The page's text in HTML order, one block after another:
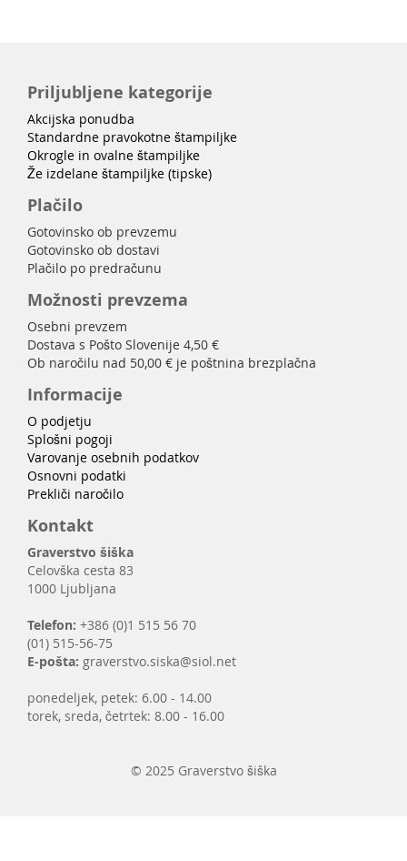
Priljubljene kategorije
Akcijska ponudba
Standardne pravokotne štampiljke
Okrogle in ovalne štampiljke
Že izdelane štampiljke (tipske)
Plačilo
Gotovinsko ob prevzemu
Gotovinsko ob dostavi
Plačilo po predračunu
Možnosti prevzema
Osebni prevzem
Dostava s Pošto Slovenije 4,50 €
Ob naročilu nad 50,00 € je poštnina brezplačna
Informacije
O podjetju
Splošni pogoji
Varovanje osebnih podatkov
Osnovni podatki
Prekliči naročilo
Kontakt
Graverstvo šiška
Celovška cesta 83
1000 Ljubljana
Telefon: +386 (0)1 515 56 70
(01) 515-56-75
E-pošta: graverstvo.siska@siol.net
ponedeljek, petek: 6.00 - 14.00
torek, sreda, četrtek: 8.00 - 16.00
© 2025 Graverstvo šiška